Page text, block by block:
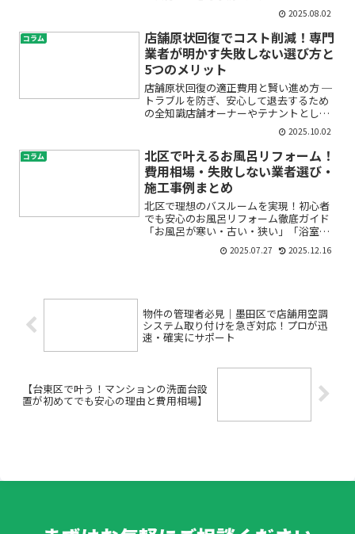
チン排水が急につまってしまった…」
「水が流れず、キッチンでの生活が不
便」「どこに相談したらいいか分からず
不安」。そんなお悩みを抱える...
2025.08.02
コラム
店舗原状回復でコスト削減！専門
業者が明かす失敗しない選び方と
5つのメリット
店舗原状回復の適正費用と賢い進め方 ─
トラブルを防ぎ、安心して退去するため
の全知識店舗オーナーやテナントとして
お店の退去を検討し始めると、まず悩み
や不安が浮かぶのが「原状回復」に関す
ることではないでしょうか。費用は高額
になるの？契約内容が...
2025.10.02
コラム
北区で叶えるお風呂リフォーム！
費用相場・失敗しない業者選び・
施工事例まとめ
北区で理想のバスルームを実現！初心者
でも安心のお風呂リフォーム徹底ガイド
「お風呂が寒い・古い・狭い」「浴室の
カビや劣化が気になる」「マンションで
も浴室リフォームできる？」など、北区
2025.07.27 2025.12.16
物件の管理者必見｜墨田区で店舗用空調
システム取り付けを急ぎ対応！プロが迅
速・確実にサポート
【台東区で叶う！マンションの洗面台設
置が初めてでも安心の理由と費用相場】